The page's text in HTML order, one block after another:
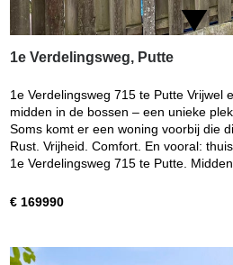
1e Verdelingsweg, Putte
1e Verdelingsweg 715 te Putte Vrijwel
midden in de bossen – een unieke
Soms komt er een woning voorbij die
Rust. Vrijheid. Comfort. En vooral:
1e Verdelingsweg 715 te Putte.
€ 169990